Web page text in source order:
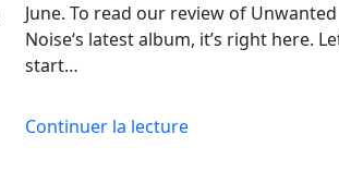
June. To read our review of Unwanted
Noise‘s latest album, it’s right here.
start…
Continuer la lecture